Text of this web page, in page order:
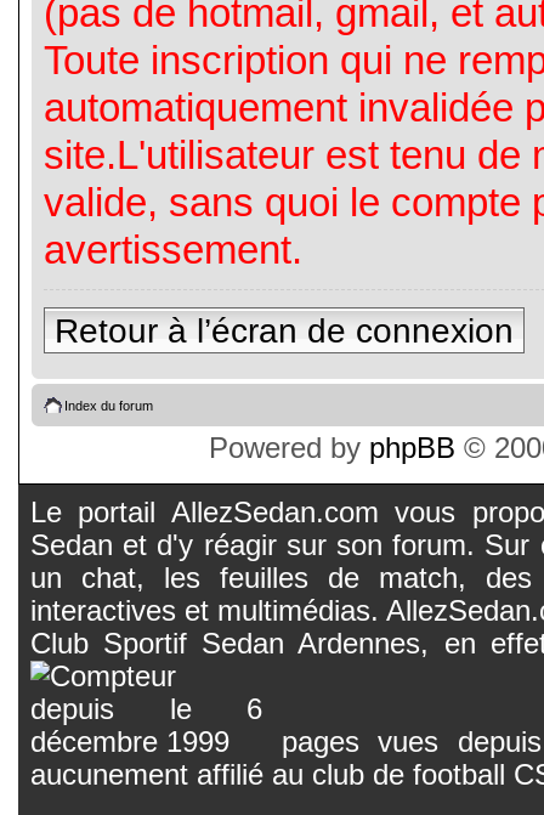
(pas de hotmail, gmail, et
Toute inscription qui ne
automatiquement invalidée
site.L'utilisateur est tenu de
valide, sans quoi le compte
avertissement.
Retour à l’écran de connexion
Index du forum
Powered by phpBB ©
Le portail AllezSedan.com vous
Sedan et d'y réagir sur son forum.
un chat, les feuilles de match, des
interactives et multimédias.
Club Sportif Sedan Ardennes, en
pages vues
aucunement affilié au club de football